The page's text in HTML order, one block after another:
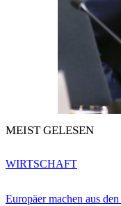
MEIST GELESEN
Europäer machen aus
WIRTSCHAFT